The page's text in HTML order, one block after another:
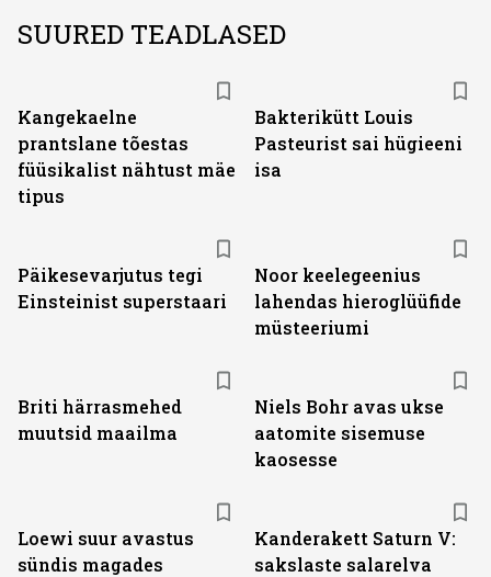
SUURED TEADLASED
Kangekaelne
prantslane tõestas
füüsikalist nähtust mäe
tipus
Bakterikütt Louis
Pasteurist sai hügieeni
isa
Päikesevarjutus tegi
Einsteinist superstaari
Noor keelegeenius
lahendas hieroglüüfide
müsteeriumi
Briti härrasmehed
muutsid maailma
Niels Bohr avas ukse
aatomite sisemuse
kaosesse
Loewi suur avastus
sündis magades
Kanderakett Saturn V:
sakslaste salarelva